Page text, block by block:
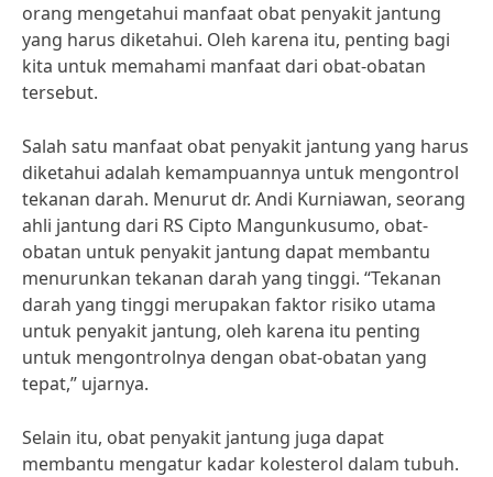
orang mengetahui manfaat obat penyakit jantung
yang harus diketahui. Oleh karena itu, penting bagi
kita untuk memahami manfaat dari obat-obatan
tersebut.
Salah satu manfaat obat penyakit jantung yang harus
diketahui adalah kemampuannya untuk mengontrol
tekanan darah. Menurut dr. Andi Kurniawan, seorang
ahli jantung dari RS Cipto Mangunkusumo, obat-
obatan untuk penyakit jantung dapat membantu
menurunkan tekanan darah yang tinggi. “Tekanan
darah yang tinggi merupakan faktor risiko utama
untuk penyakit jantung, oleh karena itu penting
untuk mengontrolnya dengan obat-obatan yang
tepat,” ujarnya.
Selain itu, obat penyakit jantung juga dapat
membantu mengatur kadar kolesterol dalam tubuh.